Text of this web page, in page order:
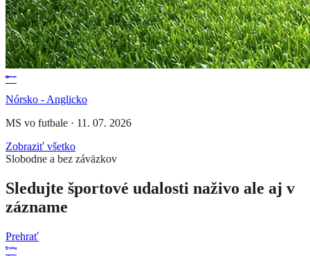
Nórsko - Anglicko
MS vo futbale · 11. 07. 2026
Zobraziť všetko
Slobodne a bez záväzkov
Sledujte športové udalosti naživo ale aj v
zázname
Prehrať